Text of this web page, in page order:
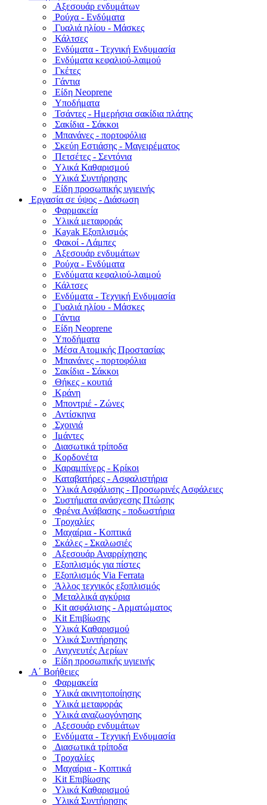
Αξεσουάρ ενδυμάτων
Ρούχα - Ενδύματα
Γυαλιά ηλίου - Μάσκες
Κάλτσες
Ενδύματα - Τεχνική Ενδυμασία
Ενδύματα κεφαλιού-λαιμού
Γκέτες
Γάντια
Είδη Neoprene
Υποδήματα
Τσάντες - Ημερήσια σακίδια πλάτης
Σακίδια - Σάκκοι
Μπανάνες - πορτοφόλια
Σκεύη Εστιάσης - Μαγειρέματος
Πετσέτες - Σεντόνια
Υλικά Καθαρισμού
Υλικά Συντήρησης
Είδη προσωπικής υγιεινής
Εργασία σε ύψος - Διάσωση
Φαρμακεία
Υλικά μεταφοράς
Kayak Εξοπλισμός
Φακοί - Λάμπες
Αξεσουάρ ενδυμάτων
Ρούχα - Ενδύματα
Ενδύματα κεφαλιού-λαιμού
Κάλτσες
Ενδύματα - Τεχνική Ενδυμασία
Γυαλιά ηλίου - Μάσκες
Γάντια
Είδη Neoprene
Υποδήματα
Μέσα Ατομικής Προστασίας
Μπανάνες - πορτοφόλια
Σακίδια - Σάκκοι
Θήκες - κουτιά
Κράνη
Μποντριέ - Ζώνες
Αντίσκηνα
Σχοινιά
Ιμάντες
Διασωτικά τρίποδα
Κορδονέτα
Καραμπίνερς - Κρίκοι
Καταβατήρες - Ασφαλιστήρια
Υλικά Ασφάλισης - Προσωρινές Ασφάλειες
Συστήματα ανάσχεσης Πτώσης
Φρένα Ανάβασης - ποδωστήρια
Τροχαλίες
Μαχαίρια - Κοπτικά
Σκάλες - Σκαλωσιές
Αξεσουάρ Αναρρίχησης
Εξοπλισμός για πίστες
Εξοπλισμός Via Ferrata
Άλλος τεχνικός εξοπλισμός
Μεταλλικά αγκύρια
Kit ασφάλισης - Αρματώματος
Kit Επιβίωσης
Υλικά Καθαρισμού
Υλικά Συντήρησης
Ανιχνευτές Αερίων
Είδη προσωπικής υγιεινής
Α΄ Βοήθειες
Φαρμακεία
Υλικά ακινητοποίησης
Υλικά μεταφοράς
Υλικά αναζωογόνησης
Αξεσουάρ ενδυμάτων
Ενδύματα - Τεχνική Ενδυμασία
Διασωτικά τρίποδα
Τροχαλίες
Μαχαίρια - Κοπτικά
Kit Επιβίωσης
Υλικά Καθαρισμού
Υλικά Συντήρησης